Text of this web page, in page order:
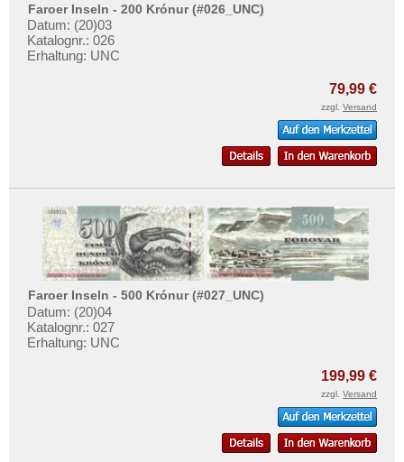
Faroer Inseln - 200 Krónur (#026_UNC)
Datum: (20)03
Katalognr.: 026
Erhaltung: UNC
79,99 €
zzgl. Versand
Faroer Inseln - 500 Krónur (#027_UNC)
Datum: (20)04
Katalognr.: 027
Erhaltung: UNC
199,99 €
zzgl. Versand